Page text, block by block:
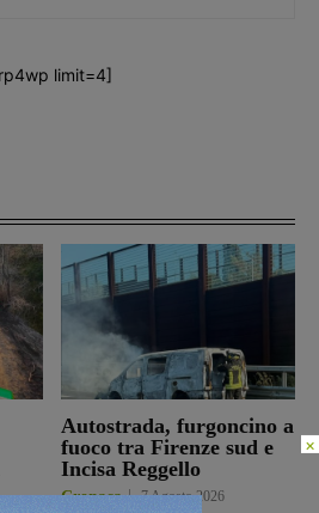
Autostrada, furgoncino a
fuoco tra Firenze sud e
Incisa Reggello
Cronaca 7 Agosto 2026
limit=4]
×